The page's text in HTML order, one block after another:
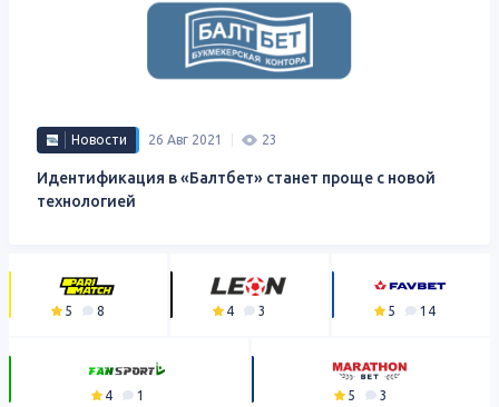
Новости 26 Авг 2021 23
Идентификация в «Балтбет» станет проще с новой
технологией
5 8 4 3 5 14
4 1 5 3